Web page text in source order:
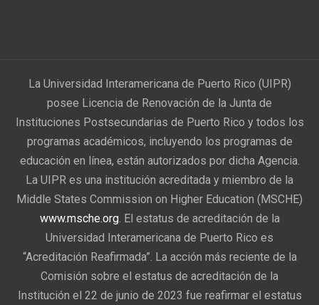
La Universidad Interamericana de Puerto Rico (UIPR)
posee Licencia de Renovación de la Junta de
Instituciones Postsecundarias de Puerto Rico y todos los
programas académicos, incluyendo los programas de
educación en línea, están autorizados por dicha Agencia.
La UIPR es una institución acreditada y miembro de la
Middle States Commission on Higher Education (MSCHE)
www.msche.org. El estatus de acreditación de la
Universidad Interamericana de Puerto Rico es
“Acreditación Reafirmada”. La acción más reciente de la
Comisión sobre el estatus de acreditación de la
Institución el 22 de junio de 2023 fue reafirmar el estatus